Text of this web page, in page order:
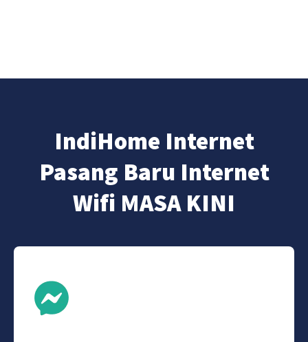
IndiHome Internet
Pasang Baru Internet
Wifi MASA KINI